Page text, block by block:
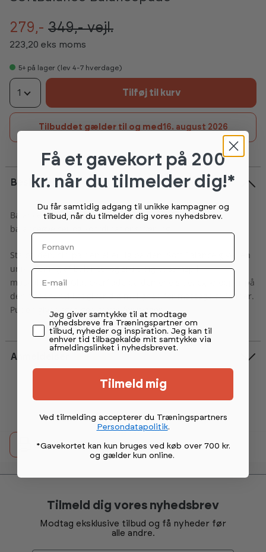
279,- 349,-vejl.
223,20 eks moms
5+ på lager (lev 4-7 hverdage)
1 Tilføj til kurv
Tilbuddet gælder til og med 16. august 2026
Beskrivelse
Balancepude i blød plast fyldt med luft. Perfekt til
balanceøvelser og koordinationstræning.
Stå på den, sid på den eller lig på den. Soft Balance giver en
unik træning af balance, og sikre dig et samspil i
muskulaturen. Glat overflade på den ene side, og knopper på
den anden, hvilket giver dig mulighed for massage af fødder.
Puden giver også god støtte for ryggen.
Anmeldelser
Vurdering:
4.4 ud af 5 stjerner
detail.printButtonText
Tilmeld dig vores nyhedsbrev
Modtag eksklusive tilbud og få nyheder før
alle andre.
Få et gavekort på 200
kr. når du tilmelder dig!*
Du får samtidig adgang til unikke kampagner og
tilbud, når du tilmelder dig vores nyhedsbrev.
Fornavn
Email
Permission tekst
Jeg giver samtykke til at modtage
nyhedsbreve fra Træningspartner om
tilbud, nyheder og inspiration. Jeg kan til
enhver tid tilbagekalde mit samtykke via
afmeldingslinket i nyhedsbrevet.
Tilmeld mig
Ved tilmelding accepterer du Træningspartners
Persondatapolitik.
*Gavekortet kan kun bruges ved køb over 700 kr.
og gælder kun online.